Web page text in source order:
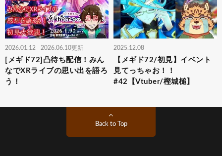
2026.01.12 2026.06.10更新
[メギド72]凸待ち配信！みん
なでXRライブの思い出を語ろ
う！
2025.12.08
【メギド72/初見】イベント
見てっちゃお！！
#42【Vtuber/樫城槌】
Back to Top